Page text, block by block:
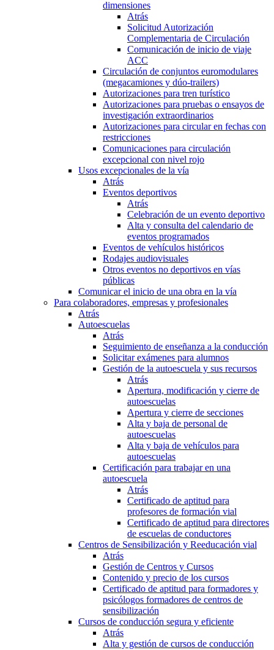
dimensiones
Atrás
Solicitud Autorización
Complementaria de Circulación
Comunicación de inicio de viaje
ACC
Circulación de conjuntos euromodulares
(megacamiones y dúo-trailers)
Autorizaciones para tren turístico
Autorizaciones para pruebas o ensayos de
investigación extraordinarios
Autorizaciones para circular en fechas con
restricciones
Comunicaciones para circulación
excepcional con nivel rojo
Usos excepcionales de la vía
Atrás
Eventos deportivos
Atrás
Celebración de un evento deportivo
Alta y consulta del calendario de
eventos programados
Eventos de vehículos históricos
Rodajes audiovisuales
Otros eventos no deportivos en vías
públicas
Comunicar el inicio de una obra en la vía
Para colaboradores, empresas y profesionales
Atrás
Autoescuelas
Atrás
Seguimiento de enseñanza a la conducción
Solicitar exámenes para alumnos
Gestión de la autoescuela y sus recursos
Atrás
Apertura, modificación y cierre de
autoescuelas
Apertura y cierre de secciones
Alta y baja de personal de
autoescuelas
Alta y baja de vehículos para
autoescuelas
Certificación para trabajar en una
autoescuela
Atrás
Certificado de aptitud para
profesores de formación vial
Certificado de aptitud para directores
de escuelas de conductores
Centros de Sensibilización y Reeducación vial
Atrás
Gestión de Centros y Cursos
Contenido y precio de los cursos
Certificado de aptitud para formadores y
psicólogos formadores de centros de
sensibilización
Cursos de conducción segura y eficiente
Atrás
Alta y gestión de cursos de conducción